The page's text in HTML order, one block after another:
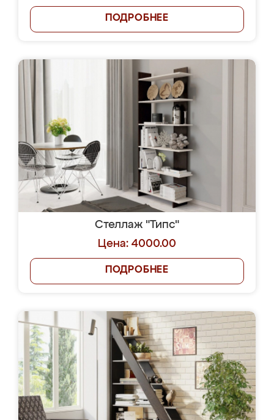
ПОДРОБНЕЕ
Стеллаж "Типс"
Цена: 4000.00
ПОДРОБНЕЕ